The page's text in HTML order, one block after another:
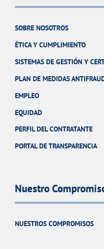
SOBRE NOSOTROS
ÉTICA Y CUMPLIMIENTO
SISTEMAS DE GESTIÓN Y
PLAN DE MEDIDAS
EMPLEO
EQUIDAD
PERFIL DEL CONTRATANTE
PORTAL DE TRANSPARENCIA
Nuestro
NUESTROS COMPROMISOS